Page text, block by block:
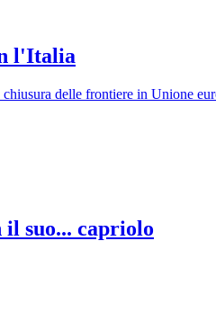
l'Italia
delle frontiere in Unione
il suo... capriolo